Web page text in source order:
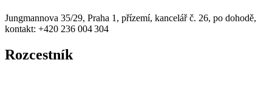
Jungmannova 35/29, Praha 1, přízemí, kancelář č. 26, po dohodě,
kontakt: +420 236 004 304
Rozcestník